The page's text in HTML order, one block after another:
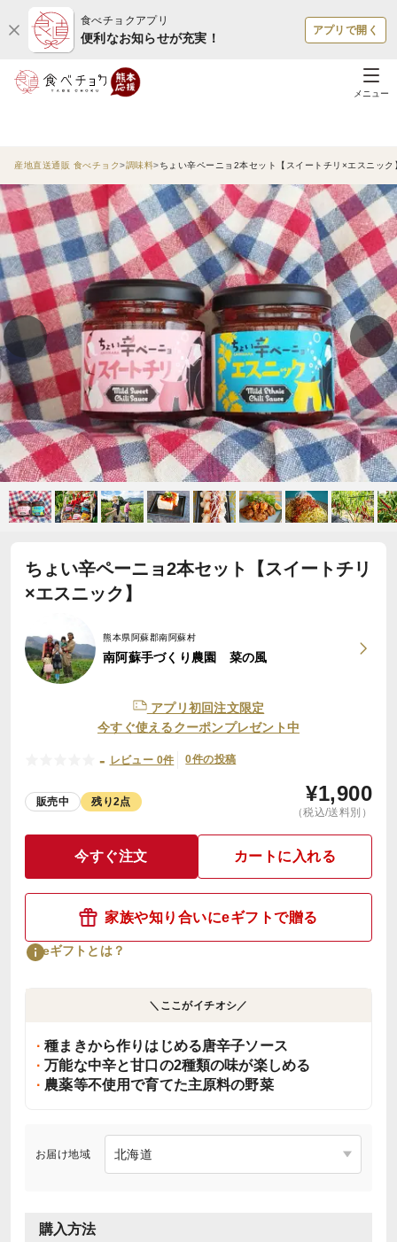
食べチョクアプリ
便利なお知らせが充実！
アプリで開く
メニュー
産地直送通販 食べチョク 調味料 ちょい辛ペーニョ2本セット【スイートチリ×エスニック
ちょい辛ペーニョ2本セット【スイートチリ
×エスニック】
熊本県阿蘇郡南阿蘇村
南阿蘇手づくり農園 菜の風
アプリ初回注文限定
今すぐ使えるクーポンプレゼント中
- レビュー 0件 0件の投稿
販売中 残り2点 ¥1,900
（税込/送料別）
今すぐ注文 カートに入れる
家族や知り合いにeギフトで贈る
eギフトとは？
＼ここがイチオシ／
種まきから作りはじめる唐辛子ソース
万能な中辛と甘口の2種類の味が楽しめる
農薬等不使用で育てた主原料の野菜
お届け地域
購入方法